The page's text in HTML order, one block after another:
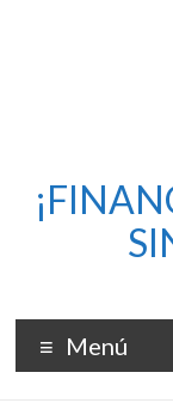
Flux
CortadorasMenú